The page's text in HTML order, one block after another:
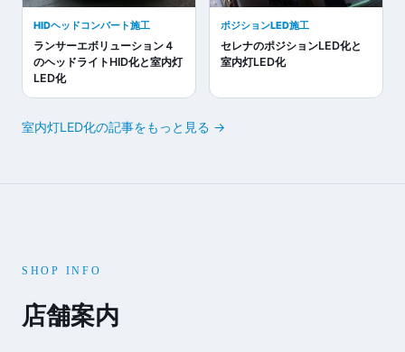
HIDヘッドコンバート施工
ランサーエボリューション４
のヘッドライトHID化と室内灯
LED化
ポジションLED施工
セレナのポジションLED化と
室内灯LED化
室内灯LED化の記事をもっと見る →
SHOP INFO
店舗案内